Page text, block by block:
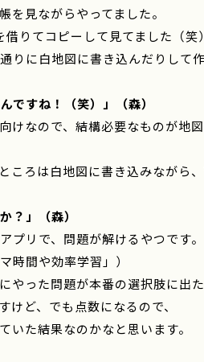
を見ながらやってました。
りてコピーして見てました（笑）
りに白地図に書き込んだりして
ですね！（笑）」（森）
けなので、結構必要なものが地
ころは白地図に書き込みながら
？」（森）
プリで、問題が解けるやつです。
間や効率学習」）
った問題が本番の選択肢に出た
ど、でも点数になるので、
いた結果なのかなと思います。